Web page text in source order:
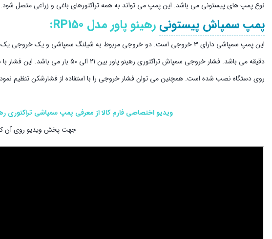
نوع پمپ های پیستونی می باشد. این پمپ می تواند به همه تراکتورهای باغی و زراعی متصل شود.
پمپ سمپاش پیستونی
دقیقه می باشد. فشار خروجی سمپاش
روی دستگاه نصب شده است. همچنین می توان فشار خروجی را با استفاده از فشارشکن تنظیم نمود.
ویدیو اختصاصی فارم کالا از معرفی پمپ سمپاشی تراکتوری
جهت پخش ویدیو روی آن